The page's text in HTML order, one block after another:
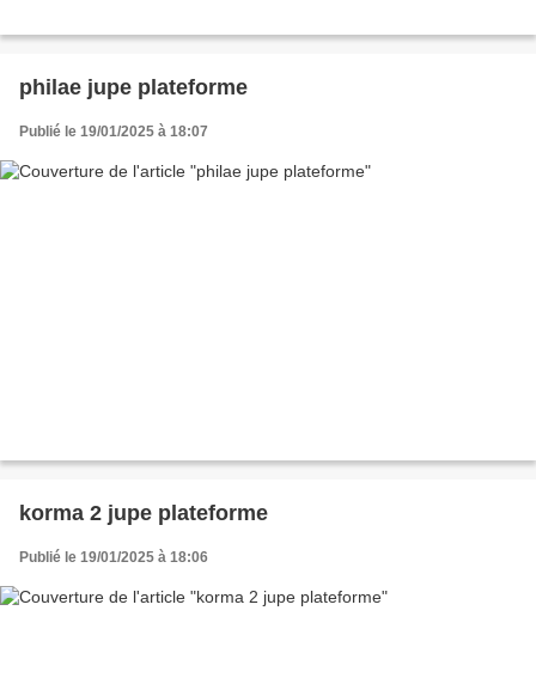
philae jupe plateforme
Publié le 19/01/2025 à 18:07
korma 2 jupe plateforme
Publié le 19/01/2025 à 18:06